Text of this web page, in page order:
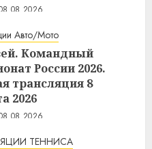
Авто/Мото
Командный
России 2026.
трансляция 8
2026
ТЕННИСА